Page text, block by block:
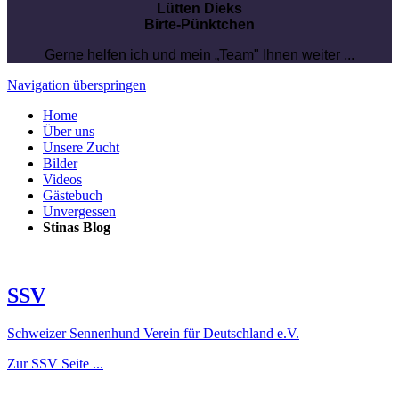
Lütten Dieks
Birte-Pünktchen
Gerne helfen ich und mein „Team" Ihnen weiter ...
Navigation überspringen
Home
Über uns
Unsere Zucht
Bilder
Videos
Gästebuch
Unvergessen
Stinas Blog
SSV
Schweizer Sennenhund Verein für Deutschland e.V.
Zur SSV Seite ...